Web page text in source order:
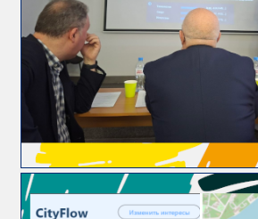
издания
Научная
работа